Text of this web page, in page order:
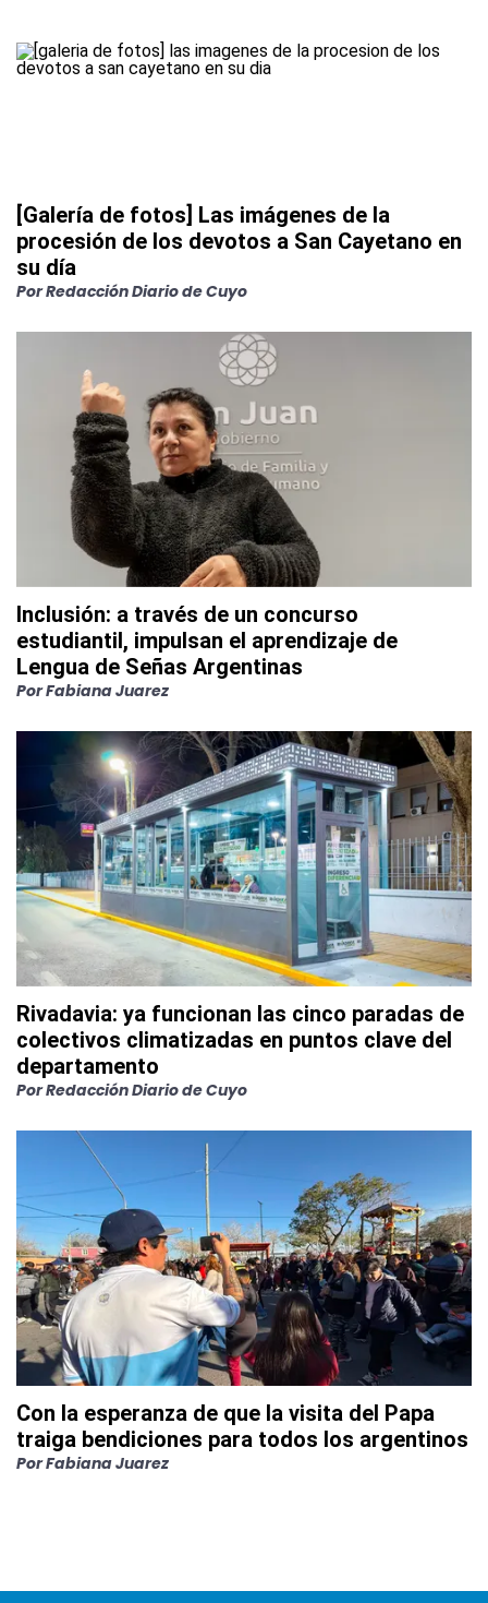
[Galería de fotos] Las imágenes de la
procesión de los devotos a San Cayetano en
su día
PorRedacción Diario de Cuyo
Inclusión: a través de un concurso
estudiantil, impulsan el aprendizaje de
Lengua de Señas Argentinas
PorFabiana Juarez
Rivadavia: ya funcionan las cinco paradas de
colectivos climatizadas en puntos clave del
departamento
PorRedacción Diario de Cuyo
Con la esperanza de que la visita del Papa
traiga bendiciones para todos los argentinos
PorFabiana Juarez